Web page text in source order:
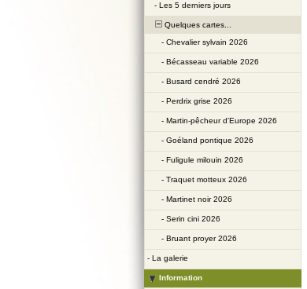
- Les 5 derniers jours
Quelques cartes...
- Chevalier sylvain 2026
- Bécasseau variable 2026
- Busard cendré 2026
- Perdrix grise 2026
- Martin-pêcheur d'Europe 2026
- Goéland pontique 2026
- Fuligule milouin 2026
- Traquet motteux 2026
- Martinet noir 2026
- Serin cini 2026
- Bruant proyer 2026
- La galerie
Information